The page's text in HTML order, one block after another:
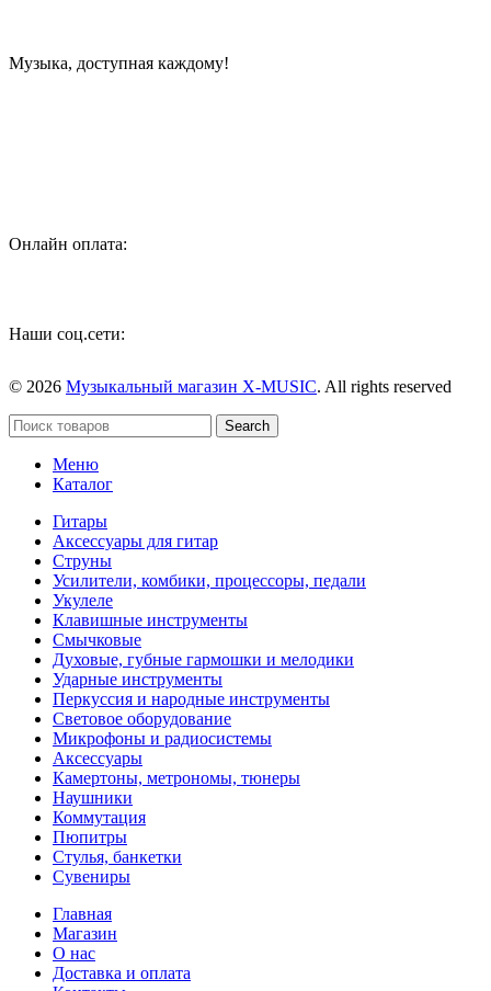
Музыка, доступная каждому!
Онлайн оплата:
Наши соц.сети:
© 2026 Музыкальный магазин X-MUSIC. All rights reserved
Search
Меню
Каталог
Гитары
Аксессуары для гитар
Струны
Усилители, комбики, процессоры, педали
Укулеле
Клавишные инструменты
Смычковые
Духовые, губные гармошки и мелодики
Ударные инструменты
Перкуссия и народные инструменты
Световое оборудование
Микрофоны и радиосистемы
Аксессуары
Камертоны, метрономы, тюнеры
Наушники
Коммутация
Пюпитры
Стулья, банкетки
Сувениры
Главная
Магазин
О нас
Доставка и оплата